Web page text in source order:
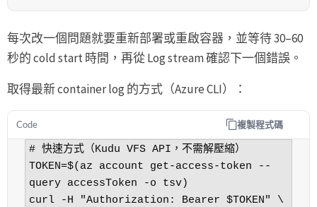
每次改一個問題就要重新部署或重啟容器，並等待 30–60
秒的 cold start 時間，再從 Log stream 確認下一個錯誤。
取得最新 container log 的方式（Azure CLI）：
Code 複製程式碼
# 快速方式（Kudu VFS API，不需解壓縮）
TOKEN=$(az account get-access-token --
query accessToken -o tsv)
curl -H "Authorization: Bearer $TOKEN" \